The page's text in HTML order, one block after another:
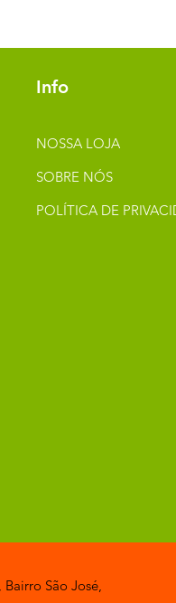
Info
NOSSA LOJA
SOBRE NÓS
POLÍTICA DE
São José,